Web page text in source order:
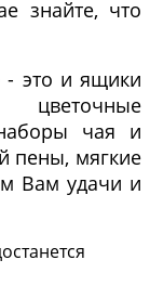
знайте, что
это и ящики
чая и
пены, мягкие
Вам удачи и